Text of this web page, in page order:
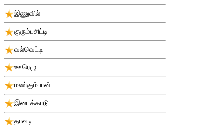
இணுவில்
குரும்பசிட்டி
வல்வெட்டி
ஊரெழு
மண்கும்பான்
இடைக்காடு
தாவடி